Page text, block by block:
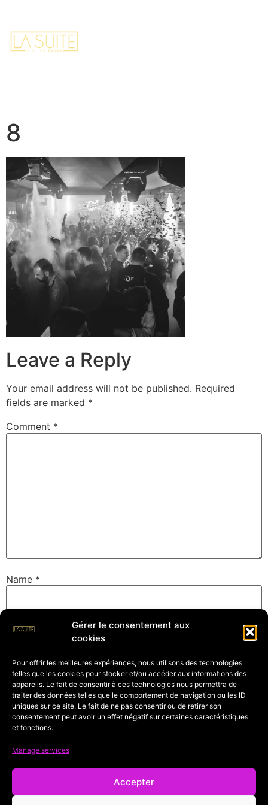
Gérer le consentement aux
cookies
Pour offrir les meilleures expériences, nous utilisons des technologies
telles que les cookies pour stocker et/ou accéder aux informations des
appareils. Le fait de consentir à ces technologies nous permettra de
traiter des données telles que le comportement de navigation ou les ID
uniques sur ce site. Le fait de ne pas consentir ou de retirer son
consentement peut avoir un effet négatif sur certaines caractéristiques
et fonctions.
Manage services
Accepter
8
Leave a Reply
Your email address will not be published. Required
fields are marked *
Comment *
Name *
Email*
Website
Save my name, email, and website in this browser for